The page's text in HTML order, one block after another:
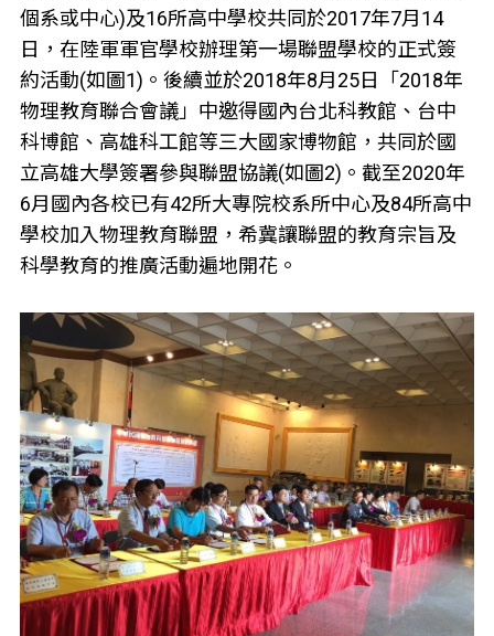
個系或中心)及16所高中學校共同於2017年7月14
日，在陸軍軍官學校辦理第一場聯盟學校的正式簽
約活動(如圖1)。後續並於2018年8月25日「2018年
物理教育聯合會議」中邀得國內台北科教館、台中
科博館、高雄科工館等三大國家博物館，共同於國
立高雄大學簽署參與聯盟協議(如圖2)。截至2020年
6月國內各校已有42所大專院校系所中心及84所高中
學校加入物理教育聯盟，希冀讓聯盟的教育宗旨及
科學教育的推廣活動遍地開花。